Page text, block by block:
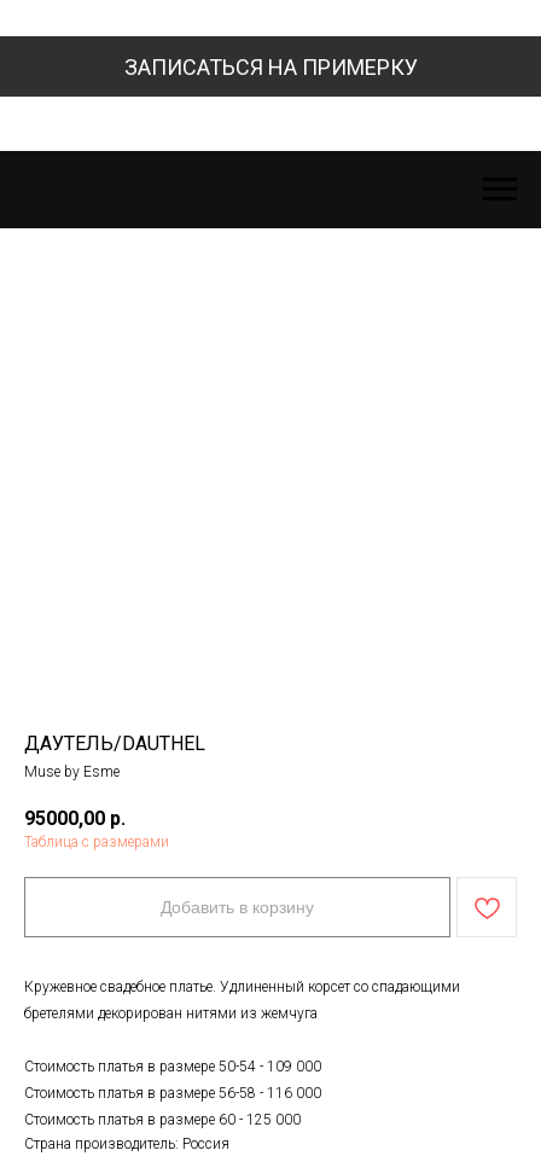
ЗАПИСАТЬСЯ НА ПРИМЕРКУ
ДАУТЕЛЬ/DAUTHEL
Muse by Esme
95000,00 р.
Таблица с размерами
Добавить в корзину
Кружевное свадебное платье. Удлиненный корсет со спадающими
бретелями декорирован нитями из жемчуга
Стоимость платья в размере 50-54 - 109 000
Стоимость платья в размере 56-58 - 116 000
Стоимость платья в размере 60 - 125 000
Страна производитель: Россия